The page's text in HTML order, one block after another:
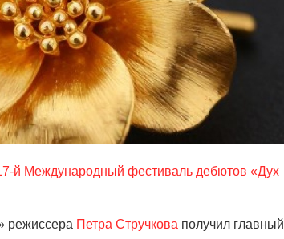
й Международный фестиваль дебютов «Дух
режиссера Петра Стручкова получил главный